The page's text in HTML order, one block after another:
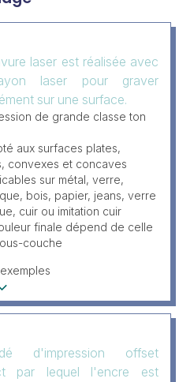
laser est réalisée avec
laser pour graver
sur une surface.
de grande classe ton
aux surfaces plates,
convexes et concaves
sur métal, verre,
bois, papier, jeans, verre
cuir ou imitation cuir
finale dépend de celle
couche
d'impression offset
par lequel l'encre est